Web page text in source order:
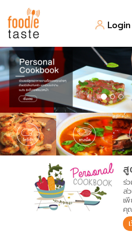
Login
สูตรอาหาร
สูตรอาหารล่าสุด
Top Foodie
พาไปชิม
สารพันก้นครัว
เคล็ดลับน่ารู้
เปรียบเทียบหน่วยการตว
เปรียบเทียบอุณหภูมิ
เปรียบเทียบน้ำหนักวัตถุ
FoodPedia
สร้าง Cookbook
สู
ร่
ส่
เ
คุ